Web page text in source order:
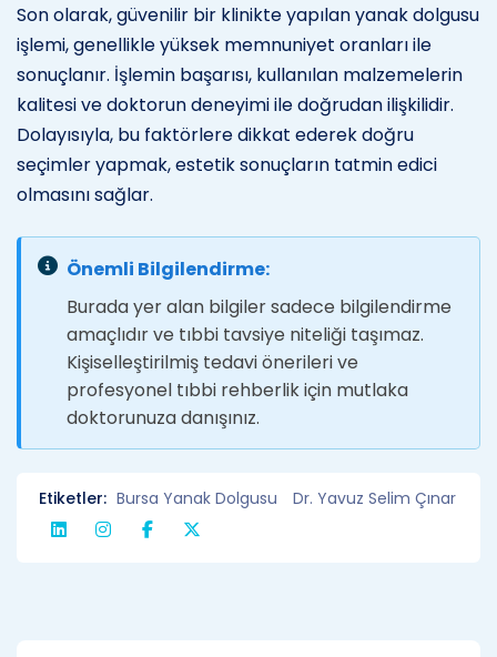
Son olarak, güvenilir bir klinikte yapılan yanak dolgusu
işlemi, genellikle yüksek memnuniyet oranları ile
sonuçlanır. İşlemin başarısı, kullanılan malzemelerin
kalitesi ve doktorun deneyimi ile doğrudan ilişkilidir.
Dolayısıyla, bu faktörlere dikkat ederek doğru
seçimler yapmak, estetik sonuçların tatmin edici
olmasını sağlar.
Önemli Bilgilendirme:
Burada yer alan bilgiler sadece bilgilendirme
amaçlıdır ve tıbbi tavsiye niteliği taşımaz.
Kişiselleştirilmiş tedavi önerileri ve
profesyonel tıbbi rehberlik için mutlaka
doktorunuza danışınız.
Etiketler: Bursa Yanak Dolgusu Dr. Yavuz Selim Çınar